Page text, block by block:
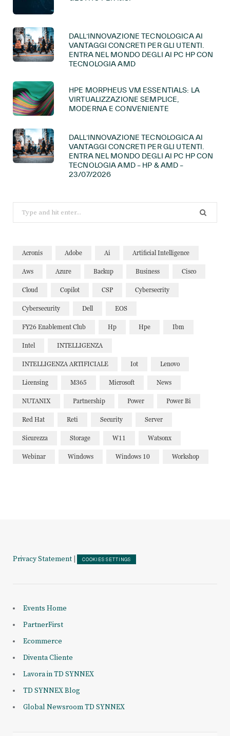
DALL’INNOVAZIONE TECNOLOGICA AI
VANTAGGI CONCRETI PER GLI UTENTI.
ENTRA NEL MONDO DEGLI AI PC HP CON
TECNOLOGIA AMD
HPE MORPHEUS VM ESSENTIALS: LA
VIRTUALIZZAZIONE SEMPLICE,
MODERNA E CONVENIENTE
DALL’INNOVAZIONE TECNOLOGICA AI
VANTAGGI CONCRETI PER GLI UTENTI.
ENTRA NEL MONDO DEGLI AI PC HP CON
TECNOLOGIA AMD – HP & AMD –
23/07/2026
for:
Acronis Adobe Ai Artificial Intelligence
Aws Azure Backup Business Cisco
Cloud Copilot CSP Cybersecrity
Cybersecurity Dell EOS
FY26 Enablement Club Hp Hpe Ibm
Intel INTELLIGENZA
INTELLIGENZA ARTIFICIALE Iot Lenovo
Licensing M365 Microsoft News
NUTANIX Partnership Power Power Bi
Red Hat Reti Security Server
Sicurezza Storage W11 Watsonx
Webinar Windows Windows 10 Workshop
Privacy Statement COOKIES SETTINGS
Events Home
PartnerFirst
Ecommerce
Diventa Cliente
Lavora in TD SYNNEX
TD SYNNEX Blog
Global Newsroom TD SYNNEX